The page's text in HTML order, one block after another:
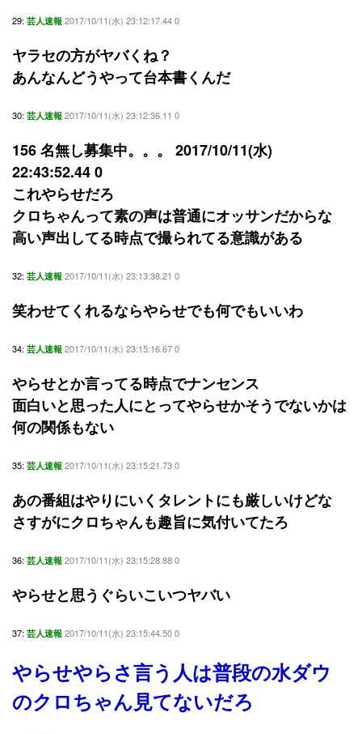
29: 芸人速報 2017/10/11(水) 23:12:17.44 0
ヤラセの方がヤバくね？
あんなんどうやって台本書くんだ
30: 芸人速報 2017/10/11(水) 23:12:36.11 0
156 名無し募集中。。。 2017/10/11(水)
22:43:52.44 0
これやらせだろ
クロちゃんって素の声は普通にオッサンだからな
高い声出してる時点で撮られてる意識がある
32: 芸人速報 2017/10/11(水) 23:13:38.21 0
笑わせてくれるならやらせでも何でもいいわ
34: 芸人速報 2017/10/11(水) 23:15:16.67 0
やらせとか言ってる時点でナンセンス
面白いと思った人にとってやらせかそうでないかは
何の関係もない
35: 芸人速報 2017/10/11(水) 23:15:21.73 0
あの番組はやりにいくタレントにも厳しいけどな
さすがにクロちゃんも趣旨に気付いてたろ
36: 芸人速報 2017/10/11(水) 23:15:28.88 0
やらせと思うぐらいこいつヤバい
37: 芸人速報 2017/10/11(水) 23:15:44.50 0
やらせやらさ言う人は普段の水ダウ
のクロちゃん見てないだろ